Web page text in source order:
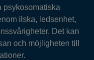
psykosomatiska
ilska, ledsenhet,
Det kan
och möjligheten till